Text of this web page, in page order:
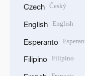
Czech Český
English English
Esperanto
Filipino Filipino